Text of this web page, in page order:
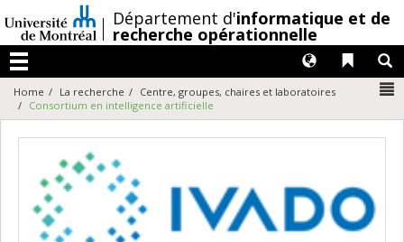
au
contenu
/Département d'informatique et de
recherche opérationnelle
Menu
Liens
Langues
Home La recherche
Centre, groupes, chaires et laboratoires
Consortium en intelligence artificielle